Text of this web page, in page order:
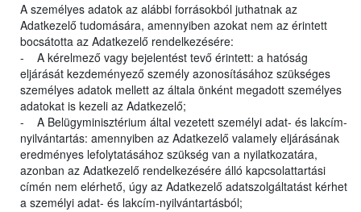
A személyes adatok az alábbi forrásokból juthatnak az
Adatkezelő tudomására, amennyiben azokat nem az érintett
bocsátotta az Adatkezelő rendelkezésére:
- A kérelmező vagy bejelentést tevő érintett: a hatóság
eljárását kezdeményező személy azonosításához szükséges
személyes adatok mellett az általa önként megadott személyes
adatokat is kezeli az Adatkezelő;
- A Belügyminisztérium által vezetett személyi adat- és lakcím-
nyilvántartás: amennyiben az Adatkezelő valamely eljárásának
eredményes lefolytatásához szükség van a nyilatkozatára,
azonban az Adatkezelő rendelkezésére álló kapcsolattartási
címén nem elérhető, úgy az Adatkezelő adatszolgáltatást kérhet
a személyi adat- és lakcím-nyilvántartásból;